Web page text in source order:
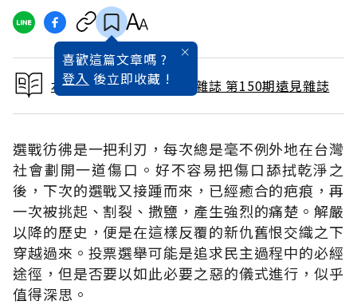
喜歡這篇文章嗎 ?
登入 後立即收藏 !
本文出自 1998 / 12月號雜誌 第150期遠見雜誌
選戰彷彿是一把利刃，每次總是毫不例外地在台灣
社會劃開一道傷口。好不容易把傷口舔拭乾淨之
後，下次的選戰又接踵而來，已經癒合的疤痕，再
一次被挑起、割裂、撒鹽，產生強烈的痛楚。解嚴
以降的歷史，便是在這樣反覆的新仇舊恨交織之下
穿越過來。投票選舉可能是追求民主過程中的必經
途徑，但是否要以如此必要之惡的儀式進行，似乎
值得深思。